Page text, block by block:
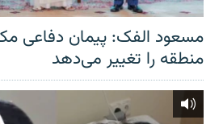
مسعود الفک: پیمان دفاعی
منطقه را تغییر می‌دهد